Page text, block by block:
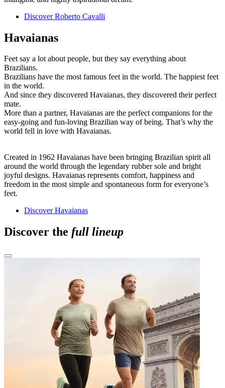
Discover Roberto Cavalli
Havaianas
Feet say a lot about people, but they say everything about
Brazilians.
Brazilians have the most famous feet in the world. The happiest feet
in the world.
And since they discovered Havaianas, they discovered their perfect
mate.
More than a partner, Havaianas are the perfect companions for the
easy-going and fun-loving Brazilian way of being. That’s why the
world fell in love with Havaianas.
Created in 1962 Havaianas have been bringing Brazilian spirit all
around the world through the legendary rubber sole and bright
joyful designs. Havaianas represents comfort, happiness and
freedom in the most simple and spontaneous form for everyone’s
feet.
Discover Havaianas
Discover the full lineup